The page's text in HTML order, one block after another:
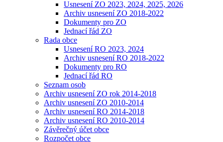
Usnesení ZO 2023, 2024, 2025, 2026
Archiv usnesení ZO 2018-2022
Dokumenty pro ZO
Jednací řád ZO
Rada obce
Usnesení RO 2023, 2024
Archiv usnesení RO 2018-2022
Dokumenty pro RO
Jednací řád RO
Seznam osob
Archiv usnesení ZO rok 2014-2018
Archiv usnesení ZO 2010-2014
Archiv usnesení RO 2014-2018
Archiv usnesení RO 2010-2014
Závěrečný účet obce
Rozpočet obce